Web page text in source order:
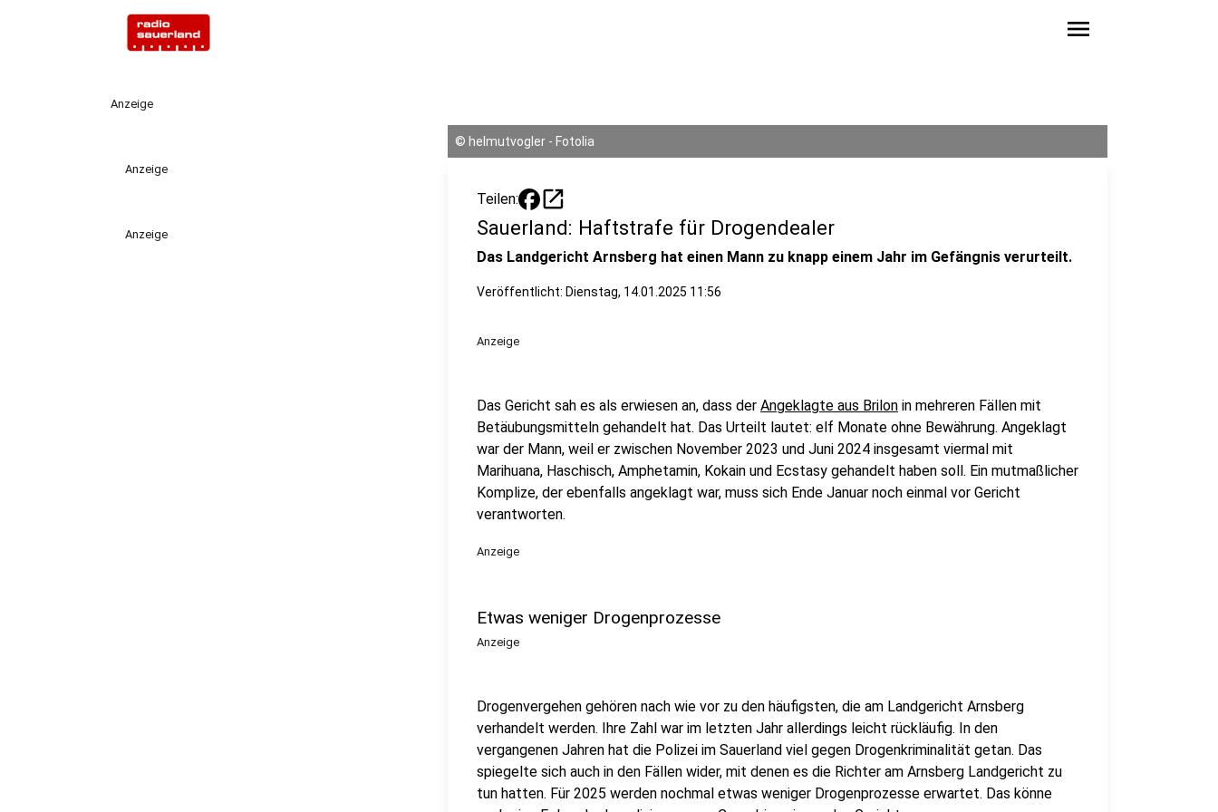
menu
Anzeige
Anzeige
Anzeige
© helmutvogler - Fotolia
Teilen: open_in_new
Sauerland: Haftstrafe für Drogendealer
Das Landgericht Arnsberg hat einen Mann zu knapp einem Jahr im Gefängnis verurteilt.
Veröffentlicht: Dienstag, 14.01.2025 11:56
Anzeige
Das Gericht sah es als erwiesen an, dass der Angeklagte aus Brilon in mehreren Fällen mit
Betäubungsmitteln gehandelt hat. Das Urteilt lautet: elf Monate ohne Bewährung. Angeklagt
war der Mann, weil er zwischen November 2023 und Juni 2024 insgesamt viermal mit
Marihuana, Haschisch, Amphetamin, Kokain und Ecstasy gehandelt haben soll. Ein mutmaßlicher
Komplize, der ebenfalls angeklagt war, muss sich Ende Januar noch einmal vor Gericht
verantworten.
Anzeige
Etwas weniger Drogenprozesse
Anzeige
Drogenvergehen gehören nach wie vor zu den häufigsten, die am Landgericht Arnsberg
verhandelt werden. Ihre Zahl war im letzten Jahr allerdings leicht rückläufig. In den
vergangenen Jahren hat die Polizei im Sauerland viel gegen Drogenkriminalität getan. Das
spiegelte sich auch in den Fällen wider, mit denen es die Richter am Arnsberg Landgericht zu
tun hatten. Für 2025 werden nochmal etwas weniger Drogenprozesse erwartet. Das könne